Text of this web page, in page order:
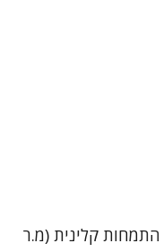
התמחות קלינית (מ.ר